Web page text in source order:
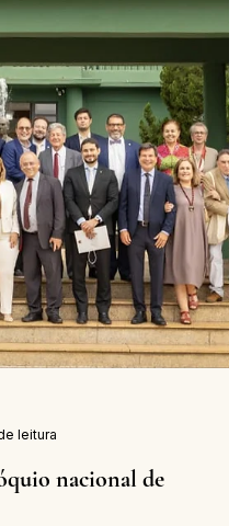
leitura
lança livro
da despossessão
IGHB